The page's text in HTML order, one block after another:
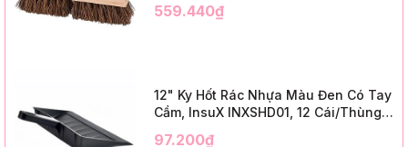
3" Trim)
559.440₫
12" Ky Hốt Rác Nhựa Màu Đen Có Tay
Cầm, InsuX INXSHD01, 12 Cái/Thùng,
97.200₫